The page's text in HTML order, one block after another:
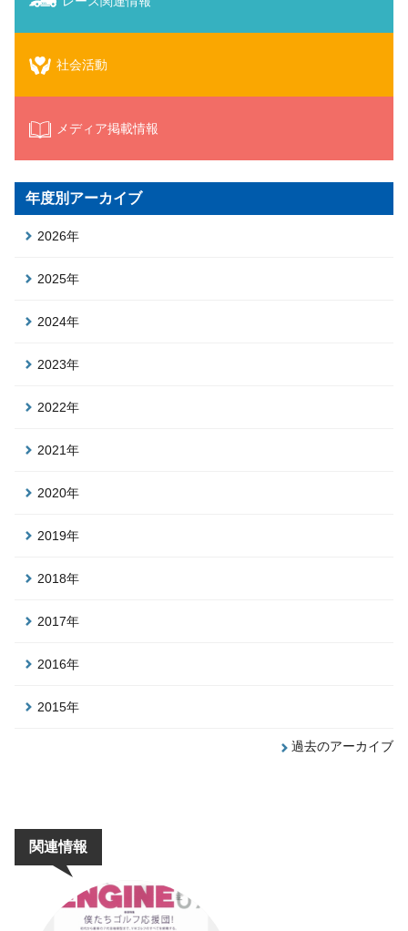
社会活動
メディア掲載情報
年度別アーカイブ
2026年
2025年
2024年
2023年
2022年
2021年
2020年
2019年
2018年
2017年
2016年
2015年
過去のアーカイブ
関連情報